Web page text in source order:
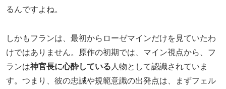
るんですよね。
しかもフランは、最初からローゼマインだけを見ていたわ
けではありません。原作の初期では、マイン視点から、フ
ランは神官長に心酔している 人物として認識されていま
す。つまり、彼の忠誠や規範意識の出発点は、まずフェル